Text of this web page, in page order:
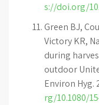
s://doi.org/
Green BJ,
Victory KR,
during
outdoor
Environ Hyg.
rg/10.1080/